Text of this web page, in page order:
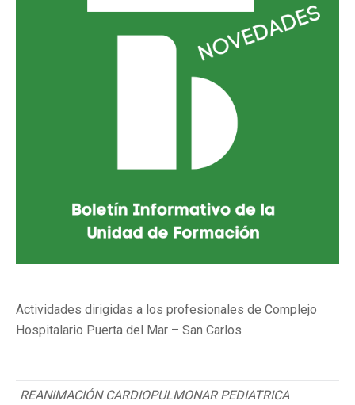
Actividades dirigidas a los profesionales de Complejo
Hospitalario Puerta del Mar – San Carlos
REANIMACIÓN CARDIOPULMONAR PEDIATRICA